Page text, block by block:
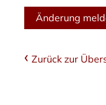
Zurück zur
Änderung